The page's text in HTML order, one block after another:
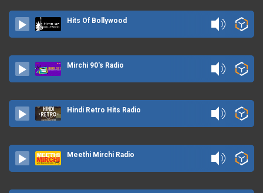
Hits Of Bollywood
Mirchi 90's Radio
Hindi Retro Hits Radio
Meethi Mirchi Radio